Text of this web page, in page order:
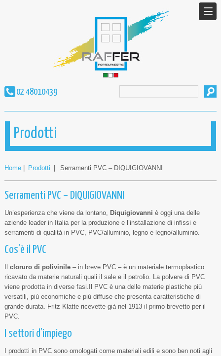
02 48010439
Prodotti
Home Prodotti Serramenti PVC – DIQUIGIOVANNI
Serramenti PVC – DIQUIGIOVANNI
Un’esperienza che viene da lontano, Diquigiovanni è oggi una delle
aziende leader in Italia per la produzione e l’installazione di infissi e
serramenti di qualità in PVC, PVC/alluminio, legno e legno/alluminio.
Cos’è il PVC
cloruro di polivinile– in breve PVC – è un materiale termoplastico
ricavato da materie naturali quali il sale e il petrolio. La polvere di PVC
viene prodotta in diverse fasi.Il PVC è una delle materie plastiche più
versatili, più economiche e più diffuse che presenta caratteristiche di
grande durata. Fritz Klatte ricevette già nel 1913 il primo brevetto per il
PVC.
I settori d’impiego
I prodotti in PVC sono omologati come materiali edili e sono ben noti agli